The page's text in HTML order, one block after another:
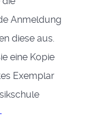
Anmeldung
diese aus.
eine Kopie
Exemplar